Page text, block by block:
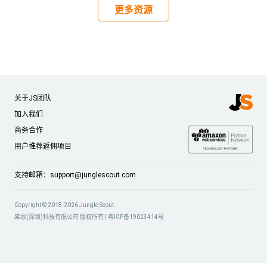
更多资源
关于JS团队
加入我们
商务合作
用户推荐返佣项目
支持邮箱： support@junglescout.com
Copyright © 2018-2026 Jungle Scout
桨歌(深圳)科技有限公司 版权所有 | 粤ICP备19023414号